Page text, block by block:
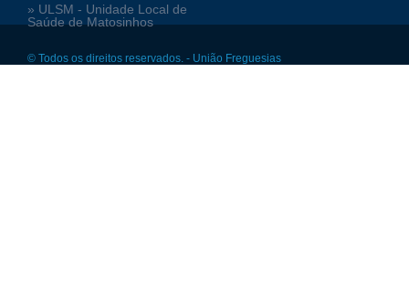
» ULSM - Unidade Local de
Saúde de Matosinhos
© Todos os direitos reservados. - União Freguesias